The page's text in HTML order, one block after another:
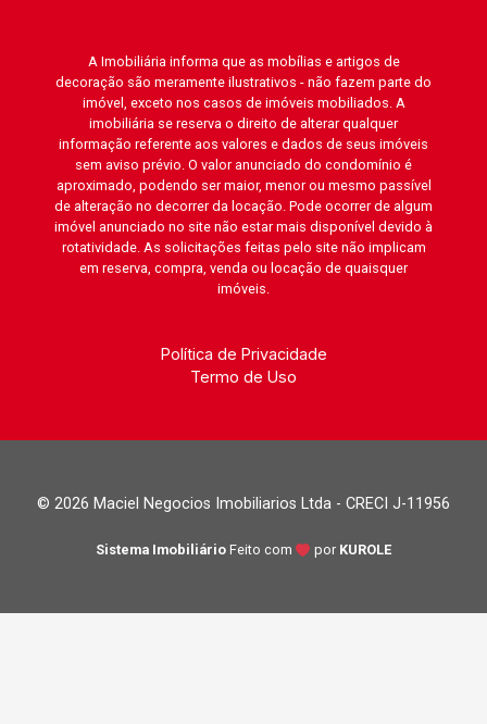
A Imobiliária informa que as mobílias e artigos de
decoração são meramente ilustrativos - não fazem parte do
imóvel, exceto nos casos de imóveis mobiliados. A
imobiliária se reserva o direito de alterar qualquer
informação referente aos valores e dados de seus imóveis
sem aviso prévio. O valor anunciado do condomínio é
aproximado, podendo ser maior, menor ou mesmo passível
de alteração no decorrer da locação. Pode ocorrer de algum
imóvel anunciado no site não estar mais disponível devido à
rotatividade. As solicitações feitas pelo site não implicam
em reserva, compra, venda ou locação de quaisquer
imóveis.
Política de Privacidade
Termo de Uso
© 2026 Maciel Negocios Imobiliarios Ltda - CRECI J-11956
Sistema Imobiliário Feito com por KUROLE